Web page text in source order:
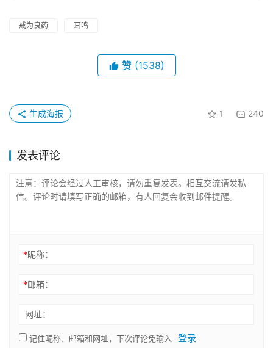
戒为良药 耳鸣
赞 (1538)
1 240
生成海报
发表评论
*昵称：
*邮箱：
网址：
记住昵称、邮箱和网址，下次评论免输入 登录